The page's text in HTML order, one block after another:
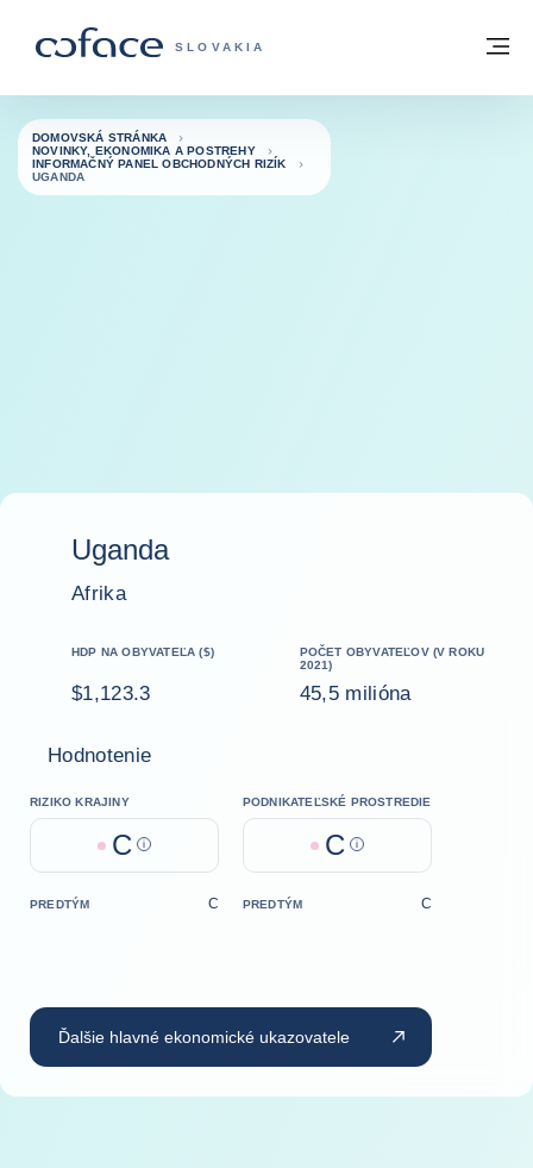
COFACE FOR TRADE - WEBOVÁ
SLOVAKIA
Späť na domovskú stránku
DOMOVSKÁ STRÁNKA
NOVINKY, EKONOMIKA A POSTREHY
INFORMAČNÝ PANEL OBCHODNÝCH RIZÍK
UGANDA
Uganda
Afrika
HDP NA OBYVATEĽA ($)
$1,123.3
POČET OBYVATEĽOV (V ROKU
2021)
45,5 milióna
Hodnotenie
RIZIKO KRAJINY
C Help
PODNIKATEĽSKÉ PROSTREDIE
C Help
PREDTÝM C PREDTÝM C
Ďalšie hlavné ekonomické ukazovatele